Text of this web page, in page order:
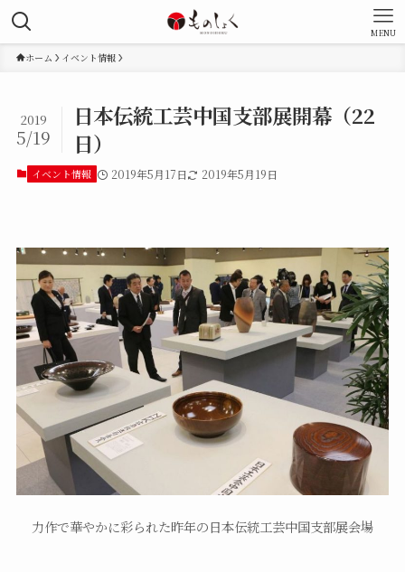
MENU
ホーム イベント情報
日本伝統工芸中国支部展開幕（22
日）
2019
5/19
イベント情報 2019年5月17日 2019年5月19日
力作で華やかに彩られた昨年の日本伝統工芸中国支部展会場